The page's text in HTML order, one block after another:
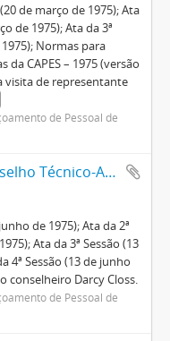
de março de 1975); Ata
de 1975); Ata da 3ª
Normas para
CAPES – 1975 (versão
visita de representante
de Pessoal de
8ª Reunião do Conselho Técnico-Administrativo
de 1975); Ata da 2ª
Ata da 3ª Sessão (13
4ª Sessão (13 de junho
conselheiro Darcy Closs.
de Pessoal de